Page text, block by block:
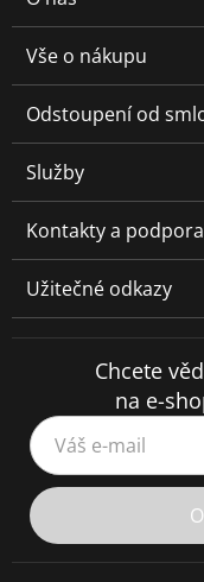
Vše o nákupu
Odstoupení od
Služby
Kontakty a podpora
Užitečné odkazy
Chcete
na e-
Váš e-mail